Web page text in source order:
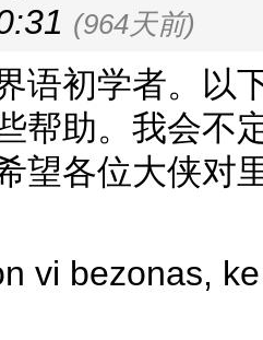
(964天前)
语初学者。以
帮助。我会不
望各位大侠对
vi bezonas,